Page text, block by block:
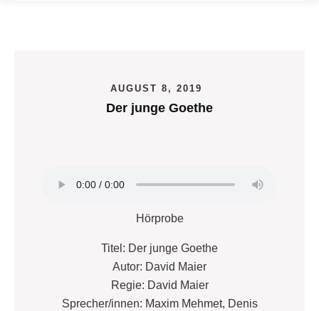
AUGUST 8, 2019
Der junge Goethe
Hörprobe
Titel: Der junge Goethe
Autor: David Maier
Regie: David Maier
Sprecher/innen: Maxim Mehmet, Denis